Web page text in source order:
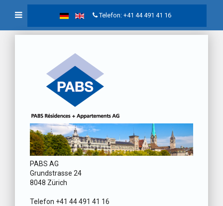
Telefon: +41 44 491 41 16
PABS AG
Grundstrasse 24
8048 Zürich
Telefon +41 44 491 41 16